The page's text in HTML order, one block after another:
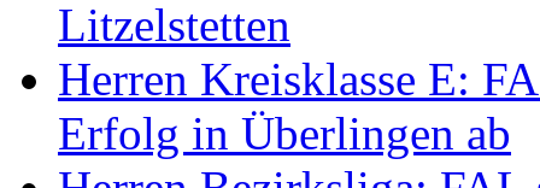
Litzelstetten
Herren Kreisklasse E:
Erfolg in Überlingen ab